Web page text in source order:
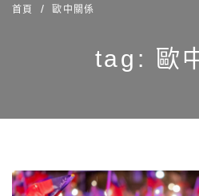
首頁 歐中關係
tag: 歐